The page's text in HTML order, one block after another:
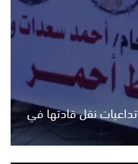
نقل قادتها في